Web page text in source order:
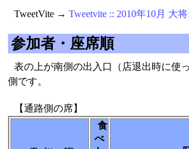
TweetVite → Tweetvite :: 2010年10月 大
参加者・座席順
表の上が南側の出入口（店退出時に使
側です。
【通路側の席】
食
べ